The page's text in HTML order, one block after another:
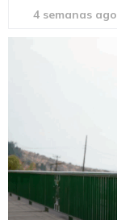
4 semanas ago